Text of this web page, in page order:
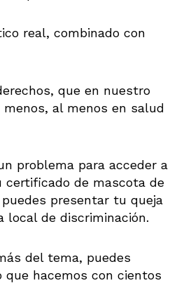
real, combinado con
que en nuestro
al menos en salud
problema para acceder a
certificado de mascota de
presentar tu queja
local de discriminación.
del tema, puedes
que hacemos con cientos